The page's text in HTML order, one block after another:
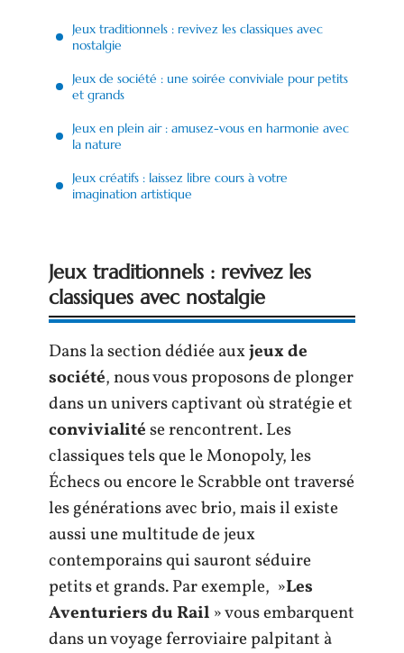
Jeux traditionnels : revivez les classiques avec
nostalgie
Jeux de société : une soirée conviviale pour petits
et grands
Jeux en plein air : amusez-vous en harmonie avec
la nature
Jeux créatifs : laissez libre cours à votre
imagination artistique
Jeux traditionnels : revivez les
classiques avec nostalgie
Dans la section dédiée auxjeux de
société, nous vous proposons de plonger
dans un univers captivant où stratégie et
convivialitése rencontrent. Les
classiques tels que le Monopoly, les
Échecs ou encore le Scrabble ont traversé
les générations avec brio, mais il existe
aussi une multitude de jeux
contemporains qui sauront séduire
petits et grands. Par exemple, »Les
Aventuriers du Rail » vous embarquent
dans un voyage ferroviaire palpitant à